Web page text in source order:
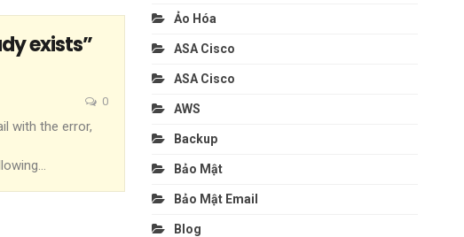
exists”
0
with the error,
…
Ảo Hóa
ASA Cisco
ASA Cisco
AWS
Backup
Bảo Mật
Bảo Mật Email
Blog